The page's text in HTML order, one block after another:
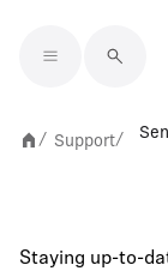
/ Support/
Staying up-to-